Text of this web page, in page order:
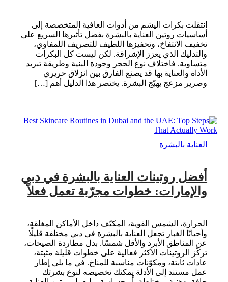
انتقلت بكرات اليشم من أدوات العافية المتخصصة إلى
أساسيات روتين العناية بالبشرة بفضل تأثيرها السريع على
تخفيف الانتفاخ، وتحفيزها اللطيف للتصريف اللمفاوي،
والتدليك الذي يعزز الإشراقة. لكن ليست كل البكرات
متساوية. فاختلاف نوع الحجر وجودة البنية وطريقة تبريد
الأداة والعناية بها قد يصنع الفارق بين انزلاق حريري
وصرير مزعج يهيّج البشرة. يختصر هذا الدليل أهم […]
العناية بالبشرة
أفضل روتينات العناية بالبشرة في دبي
والإمارات: خطوات مجرّبة تعمل فعلاً
الحرارة، الشمس القوية، المكيّف داخل الأماكن المغلقة،
وأحيانًا الغبار تجعل العناية بالبشرة في دبي مختلفة قليلًا
عن المناطق الأبرد والأقل شمسًا. بدل مطاردة الصيحات،
تركّز الروتينات الأكثر فعالية على خطوات قليلة مثبتة،
عادات ثابتة، ومكوّنات مناسبة للمناخ. في ما يلي إطار
عمل مستند إلى الأدلة يمكنك تخصيصه لنوع بشرتك—